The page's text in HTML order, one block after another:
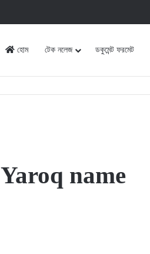
হোম টেক নলেজ ডকুমেন্ট ফরমেট
(Yaroq name